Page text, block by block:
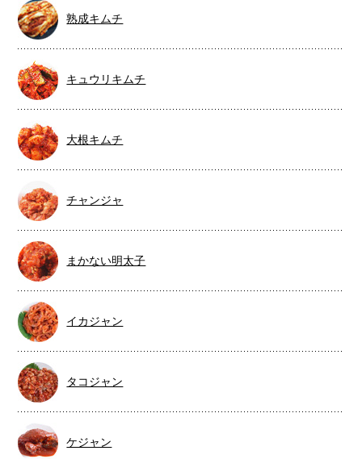
熟成キムチ
キュウリキムチ
大根キムチ
チャンジャ
まかない明太子
イカジャン
タコジャン
ケジャン